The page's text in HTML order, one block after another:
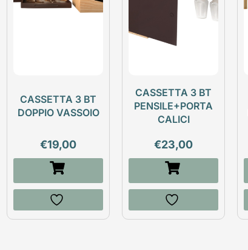
CASSETTA 3 BT
DOPPIO VASSOIO
€19,00
CASSETTA 3 BT
PENSILE+PORTA
CALICI
€23,00